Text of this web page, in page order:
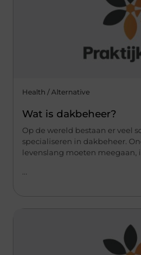
Health / Alternative
Wat is dakbeheer?
Op de wereld bestaan er veel
specialiseren in dakbeheer.
levenslang moeten meegaan,